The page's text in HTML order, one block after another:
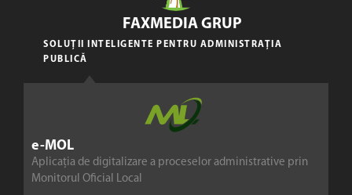
e-MOL
Aplicația de digitalizare a proceselor administrative prin
Monitorul Oficial Local
FAXMEDIA GRUP
SOLUȚII INTELIGENTE PENTRU ADMINISTRAȚIA
PUBLICĂ